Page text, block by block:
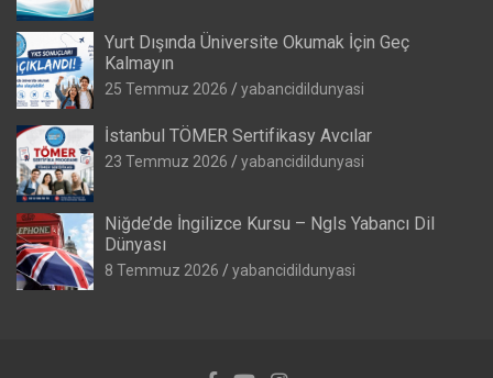
Yurt Dışında Üniversite Okumak İçin Geç
Kalmayın
25 Temmuz 2026 yabancidildunyasi
İstanbul TÖMER Sertifikasy Avcılar
23 Temmuz 2026 yabancidildunyasi
Niğde’de İngilizce Kursu – Ngls Yabancı Dil
Dünyası
8 Temmuz 2026 yabancidildunyasi